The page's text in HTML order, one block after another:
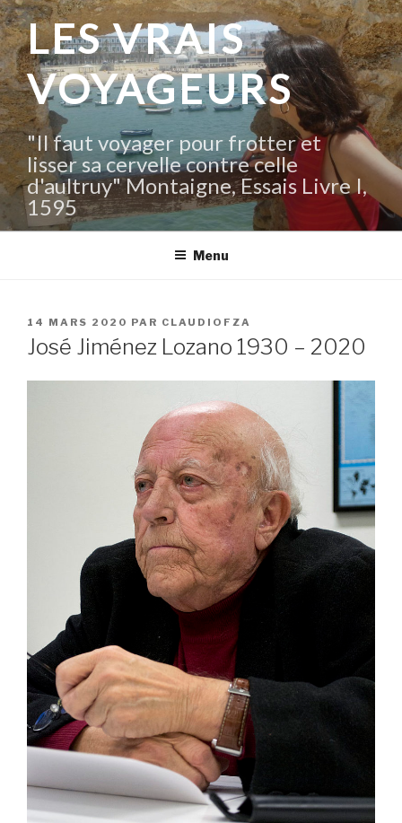
Aller
au
contenu
principal
LES VRAIS
VOYAGEURS
"Il faut voyager pour frotter et
lisser sa cervelle contre celle
d'aultruy" Montaigne, Essais Livre I,
1595
Menu
PUBLIÉ
LE
14 MARS 2020 PAR CLAUDIOFZA
José Jiménez Lozano 1930 – 2020